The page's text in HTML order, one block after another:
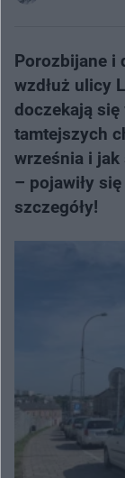
Porozbijane i
wzdłuż ulicy
doczekają się
tamtejszych
września i jak
– pojawiły
szczegóły!